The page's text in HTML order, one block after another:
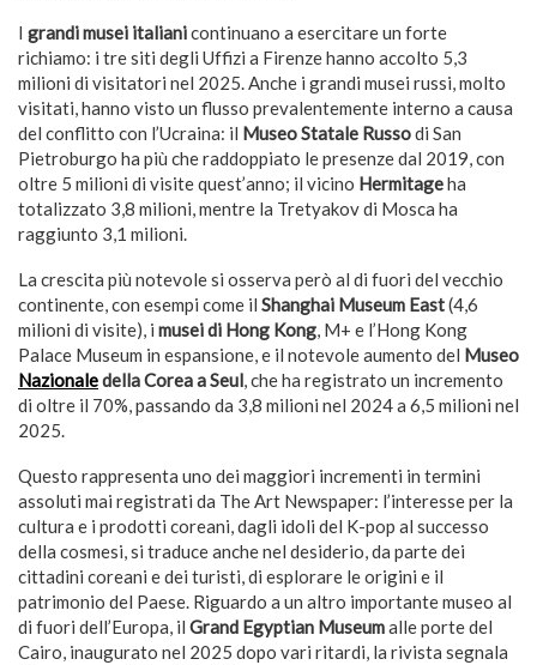
I grandi musei italianicontinuano a esercitare un forte
richiamo: i tre siti degli Uffizi a Firenze hanno accolto 5,3
milioni di visitatori nel 2025. Anche i grandi musei russi, molto
visitati, hanno visto un flusso prevalentemente interno a causa
del conflitto con l’Ucraina: il Museo Statale Russodi San
Pietroburgo ha più che raddoppiato le presenze dal 2019, con
oltre 5 milioni di visite quest’anno; il vicino Hermitageha
totalizzato 3,8 milioni, mentre la Tretyakov di Mosca ha
raggiunto 3,1 milioni.
La crescita più notevole si osserva però al di fuori del vecchio
continente, con esempi come il Shanghai Museum East(4,6
milioni di visite), i musei di Hong Kong, M+ e l’Hong Kong
Palace Museum in espansione, e il notevole aumento del Museo
Nazionaledella Corea a Seul, che ha registrato un incremento
di oltre il 70%, passando da 3,8 milioni nel 2024 a 6,5 milioni nel
2025.
Questo rappresenta uno dei maggiori incrementi in termini
assoluti mai registrati da The Art Newspaper: l’interesse per la
cultura e i prodotti coreani, dagli idoli del K-pop al successo
della cosmesi, si traduce anche nel desiderio, da parte dei
cittadini coreani e dei turisti, di esplorare le origini e il
patrimonio del Paese. Riguardo a un altro importante museo al
di fuori dell’Europa, il Grand Egyptian Museumalle porte del
Cairo, inaugurato nel 2025 dopo vari ritardi, la rivista segnala